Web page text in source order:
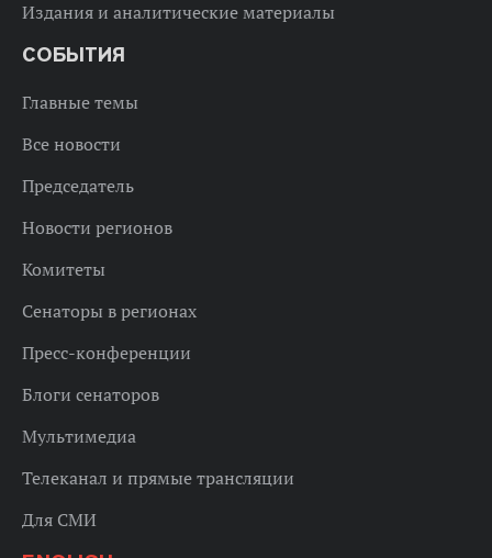
Издания и аналитические материалы
СОБЫТИЯ
Главные темы
Все новости
Председатель
Новости регионов
Комитеты
Сенаторы в регионах
Пресс-конференции
Блоги сенаторов
Мультимедиа
Телеканал и прямые трансляции
Для СМИ